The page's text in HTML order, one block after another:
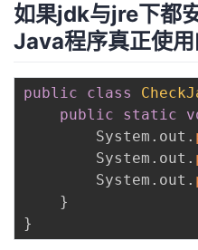
如果jdk与jre下都
Java程序真正使
public class
public
static
        System
. out .
        System
. out .
        System
. out .
}
}